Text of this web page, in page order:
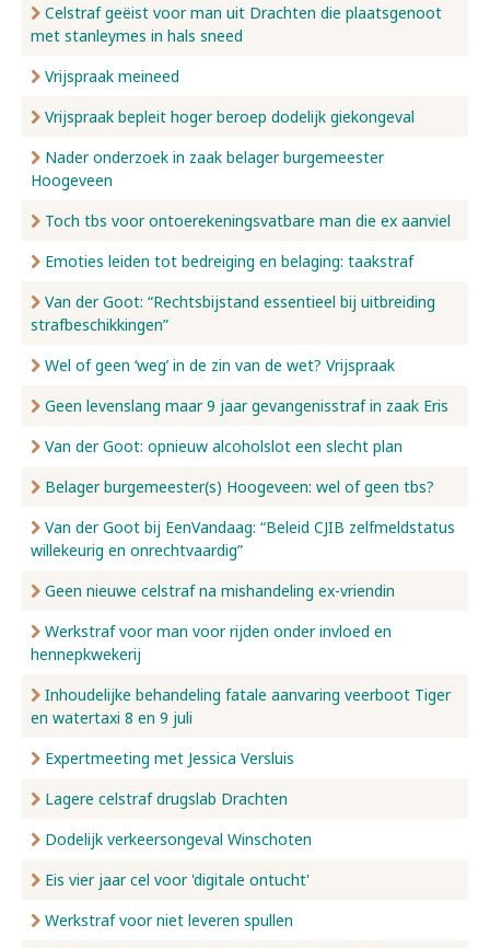
Celstraf geëist voor man uit Drachten die plaatsgenoot
met stanleymes in hals sneed
Vrijspraak meineed
Vrijspraak bepleit hoger beroep dodelijk giekongeval
Nader onderzoek in zaak belager burgemeester
Hoogeveen
Toch tbs voor ontoerekeningsvatbare man die ex aanviel
Emoties leiden tot bedreiging en belaging: taakstraf
Van der Goot: “Rechtsbijstand essentieel bij uitbreiding
strafbeschikkingen”
Wel of geen ‘weg’ in de zin van de wet? Vrijspraak
Geen levenslang maar 9 jaar gevangenisstraf in zaak Eris
Van der Goot: opnieuw alcoholslot een slecht plan
Belager burgemeester(s) Hoogeveen: wel of geen tbs?
Van der Goot bij EenVandaag: “Beleid CJIB zelfmeldstatus
willekeurig en onrechtvaardig”
Geen nieuwe celstraf na mishandeling ex-vriendin
Werkstraf voor man voor rijden onder invloed en
hennepkwekerij
Inhoudelijke behandeling fatale aanvaring veerboot Tiger
en watertaxi 8 en 9 juli
Expertmeeting met Jessica Versluis
Lagere celstraf drugslab Drachten
Dodelijk verkeersongeval Winschoten
Eis vier jaar cel voor 'digitale ontucht'
Werkstraf voor niet leveren spullen